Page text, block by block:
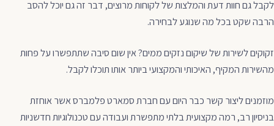
לקבל גם חוות דעת והמלצות של לקוחות מרוצים, דבר זה גם יוכל להסב
הרבה שקט בכל מה שנוגע לבחירה.
זקוקים לשירות של שיקום נזקים ממים? אין שום סיבה שתתפשרו על פחות
מהשירות המקיף, האיכותי והמקצועי ביותר אותו תוכלו לקבל.
מוזמנים ליצור קשר כבר היום עם חברת סמארט פלמברס אשר אוחזת
בניסיון רב, רמה מקצועית בלתי מתפשרת ועבודה עם טכנולוגיות חדשניות